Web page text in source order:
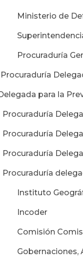
Ministerio de
Procuraduría
para la
Procuraduría
Procuraduría
Procuraduría
Procuraduría
Instituto
Incoder
Comisión
Gobernaciones,